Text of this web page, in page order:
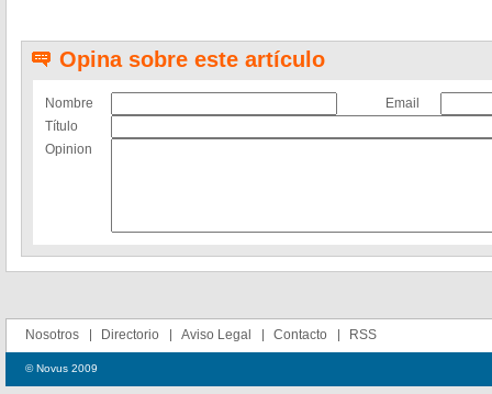
Opina sobre este artículo
Nombre
Email
Título
Opinion
Nosotros Directorio Aviso Legal Contacto RSS
© Novus 2009